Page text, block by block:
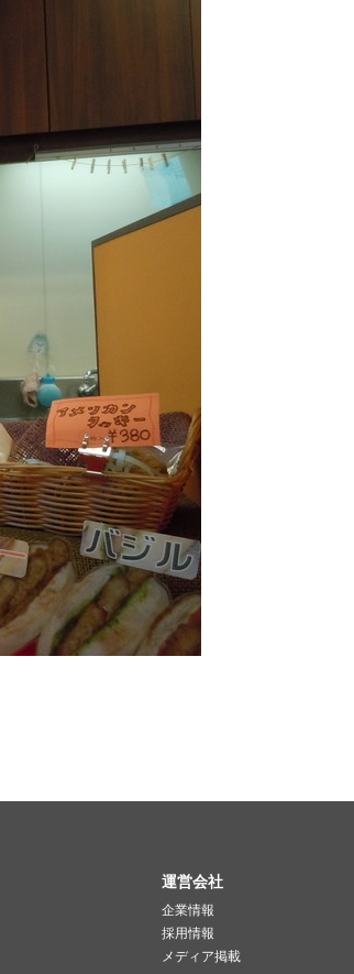
運営会社
企業情報
採用情報
メディア掲載